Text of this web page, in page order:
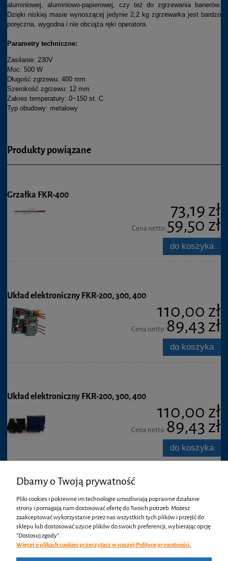
aluminiowej, aluminiowo-papierowej, czy też do zgrzewania banerów.
Dzięki niskiej masie wynoszącej jedynie 2,2 kg zgrzewarka jest bardzo
poręczna, wygodna i nie obciąża ręki operatora.
Parametry techniczne:
Zasilanie: 230V
Moc: 500 W
Długość zgrzewu: 400 mm
Szerokość zgrzewu: 12 mm
Zakres temperatury: 0~150 st. C
Typ obudowy: metalowy
Produkty powiązane
Grzałka FKR-400
73,19 zł
Cena netto: 59,50 zł
do koszyka
Układ elektroniczny FKR-200, 300, 400
110,00 zł
Cena netto: 89,43 zł
do koszyka
Układ elektroniczny FKR-200, 300, 400
110,00 zł
Cena netto: 89,43 zł
do koszyka
Ręczna zgrzewarka stałocieplna FKR-300
2 700,00 zł
Cena netto:2 195,12 zł
powiadom o
Dbamy o Twoją prywatność
Pliki cookies i pokrewne im technologie umożliwiają poprawne działanie
strony i pomagają nam dostosować ofertę do Twoich potrzeb. Możesz
zaakceptować wykorzystanie przez nas wszystkich tych plików i przejść do
sklepu lub dostosować użycie plików do swoich preferencji, wybierając opcję
"Dostosuj zgody".
Więcej o plikach cookies przeczytasz w naszej Polityce prywatności.